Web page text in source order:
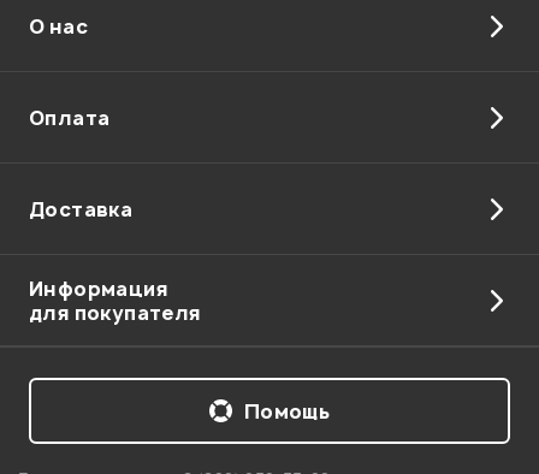
Отправить
О нас
Оплата
Доставка
Информация
для покупателя
Помощь